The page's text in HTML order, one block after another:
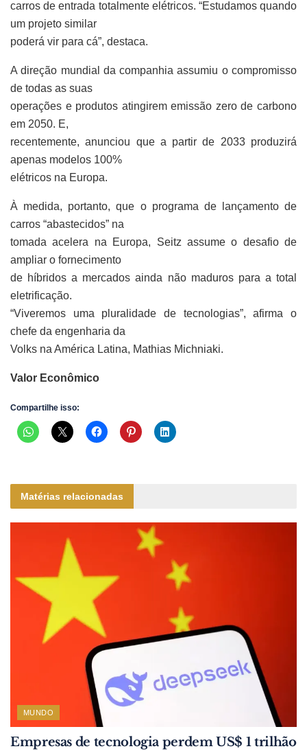
carros de entrada totalmente elétricos. “Estudamos quando
um projeto similar
poderá vir para cá”, destaca.
A direção mundial da companhia assumiu o compromisso
de todas as suas
operações e produtos atingirem emissão zero de carbono
em 2050. E,
recentemente, anunciou que a partir de 2033 produzirá
apenas modelos 100%
elétricos na Europa.
À medida, portanto, que o programa de lançamento de
carros “abastecidos” na
tomada acelera na Europa, Seitz assume o desafio de
ampliar o fornecimento
de híbridos a mercados ainda não maduros para a total
eletrificação.
“Viveremos uma pluralidade de tecnologias”, afirma o
chefe da engenharia da
Volks na América Latina, Mathias Michniaki.
Valor Econômico
Compartilhe isso:
Matérias relacionadas
MUNDO
Empresas de tecnologia perdem US$ 1 trilhão